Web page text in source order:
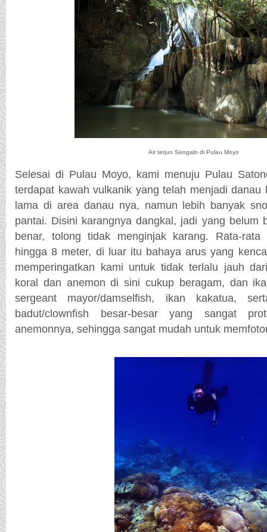
Air terjun Sengalo di Pulau Moyo
Selesai di Pulau Moyo, kami menuju Pulau
terdapat kawah vulkanik yang telah menjadi danau
lama di area danau nya, namun lebih banyak
pantai. Disini karangnya dangkal, jadi yang belum
benar, tolong tidak menginjak karang. Rata-
hingga 8 meter, di luar itu bahaya arus yang
memperingatkan kami untuk tidak terlalu jauh
koral dan anemon di sini cukup beragam, dan
sergeant mayor/damselfish, ikan kakatua,
badut/clownfish besar-besar yang sangat
anemonnya, sehingga sangat mudah untuk